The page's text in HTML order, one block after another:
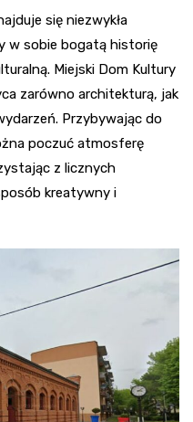
się niezwykła
w sobie bogatą historię
Miejski Dom Kultury
zarówno architekturą, jak
Przybywając do
poczuć atmosferę
z licznych
kreatywny i